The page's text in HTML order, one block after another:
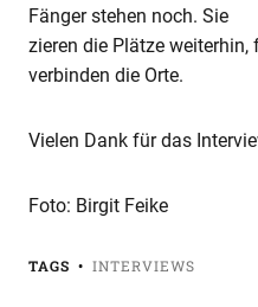
Fänger stehen noch. Sie
zieren die Plätze weiterhin,
verbinden die Orte.
Vielen Dank für das
Foto: Birgit Feike
TAGS INTERVIEWS